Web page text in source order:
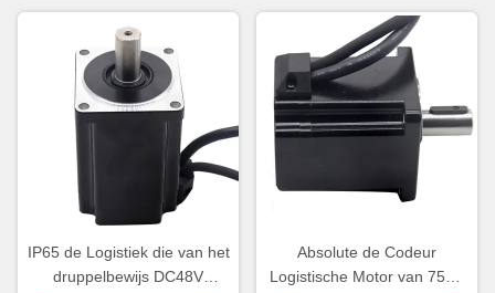
IP65 de Logistiek die van het
druppelbewijs DC48V
Absolute de Codeur
Logistische Motor van 750w